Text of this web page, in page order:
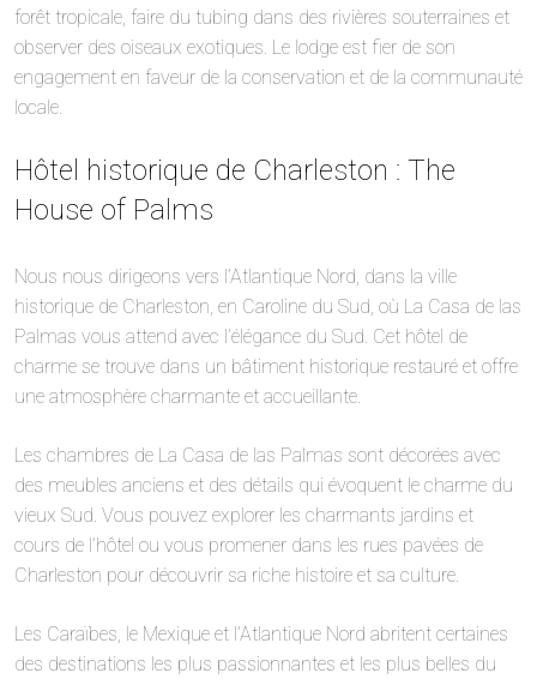
forêt tropicale, faire du tubing dans des rivières souterraines et
observer des oiseaux exotiques. Le lodge est fier de son
engagement en faveur de la conservation et de la communauté
locale.
Hôtel historique de Charleston : The
House of Palms
Nous nous dirigeons vers l’Atlantique Nord, dans la ville
historique de Charleston, en Caroline du Sud, où La Casa de las
Palmas vous attend avec l’élégance du Sud. Cet hôtel de
charme se trouve dans un bâtiment historique restauré et offre
une atmosphère charmante et accueillante.
Les chambres de La Casa de las Palmas sont décorées avec
des meubles anciens et des détails qui évoquent le charme du
vieux Sud. Vous pouvez explorer les charmants jardins et
cours de l’hôtel ou vous promener dans les rues pavées de
Charleston pour découvrir sa riche histoire et sa culture.
Les Caraïbes, le Mexique et l’Atlantique Nord abritent certaines
des destinations les plus passionnantes et les plus belles du